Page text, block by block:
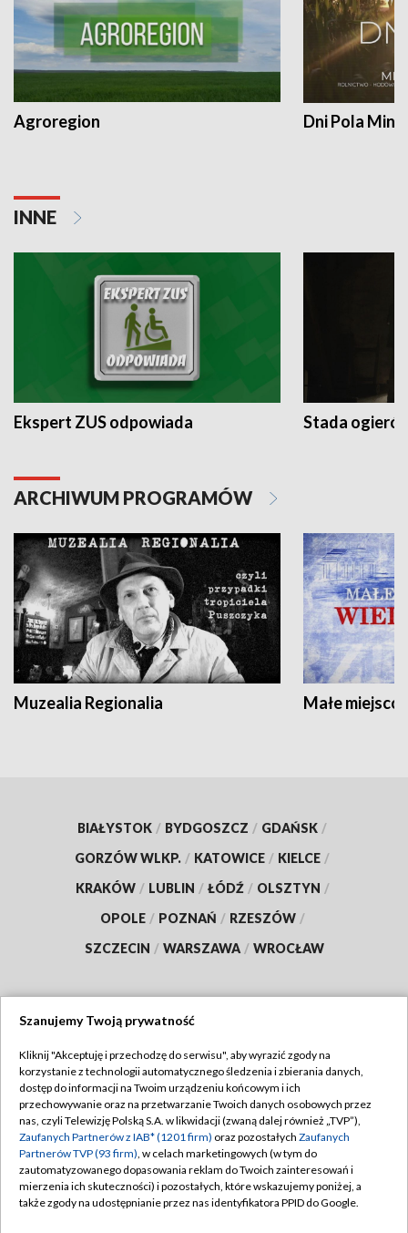
Agroregion Dni Pola
INNE
Ekspert ZUS odpowiada Stada
ARCHIWUM PROGRAMÓW
Muzealia Regionalia Małe
BIAŁYSTOK / BYDGOSZCZ / GDAŃSK /
GORZÓW WLKP. / KATOWICE / KIELCE /
KRAKÓW / LUBLIN / ŁÓDŹ / OLSZTYN /
OPOLE / POZNAŃ / RZESZÓW /
SZCZECIN / WARSZAWA / WROCŁAW
TVP
Abonament TVP
Emisja w TVP
Centrum informacji TVP
Naziemna Telewizja Cyfrowa
Regulamin TVP
Polityka prywatności
Moje zgody
Pomoc
Szanujemy Twoją prywatność
Kliknij "Akceptuję i przechodzę do serwisu", aby wyrazić zgody na
korzystanie z technologii automatycznego śledzenia i zbierania danych,
dostęp do informacji na Twoim urządzeniu końcowym i ich
przechowywanie oraz na przetwarzanie Twoich danych osobowych przez
nas, czyli Telewizję Polską S.A. w likwidacji (zwaną dalej również „TVP”),
Zaufanych Partnerów z IAB* (1201 firm) oraz pozostałych Zaufanych
Partnerów TVP (93 firm), w celach marketingowych (w tym do
zautomatyzowanego dopasowania reklam do Twoich zainteresowań i
mierzenia ich skuteczności) i pozostałych, które wskazujemy poniżej, a
także zgody na udostępnianie przez nas identyfikatora PPID do Google.